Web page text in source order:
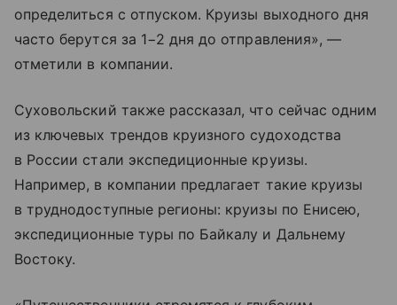
определиться с отпуском. Круизы выходного дня
часто берутся за 1−2 дня до отправления», —
отметили в компании.
Суховольский также рассказал, что сейчас одним
из ключевых трендов круизного судоходства
в России стали экспедиционные круизы.
Например, в компании предлагает такие круизы
в труднодоступные регионы: круизы по Енисею,
экспедиционные туры по Байкалу и Дальнему
Востоку.